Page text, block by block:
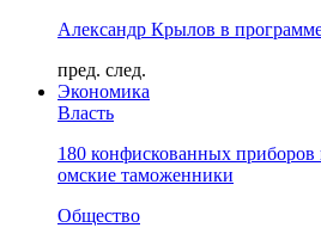
Александр Крылов в
пред. след.
Экономика
Власть
180 конфискованных
омские таможенники
Общество